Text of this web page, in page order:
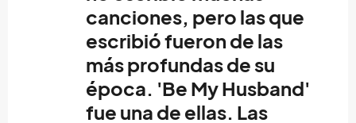
canciones, pero las que
escribió fueron de las
más profundas de su
época. 'Be My Husband'
fue una de ellas. Las